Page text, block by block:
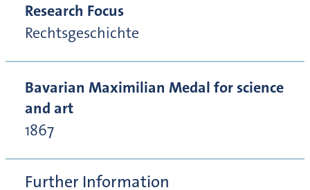
Research Focus
Rechtsgeschichte
Bavarian Maximilian Medal for science
and art
1867
Further Information